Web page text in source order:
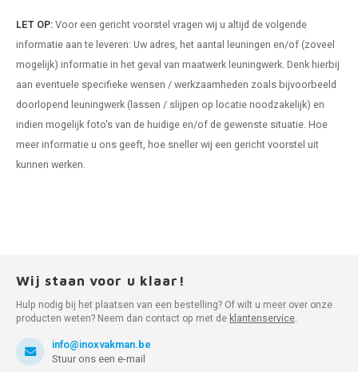
LET OP:Voor een gericht voorstel vragen wij u altijd de volgende
informatie aan te leveren: Uw adres, het aantal leuningen en/of (zoveel
mogelijk) informatie in het geval van maatwerk leuningwerk. Denk hierbij
aan eventuele specifieke wensen / werkzaamheden zoals bijvoorbeeld
doorlopend leuningwerk (lassen / slijpen op locatie noodzakelijk) en
indien mogelijk foto's van de huidige en/of de gewenste situatie. Hoe
meer informatie u ons geeft, hoe sneller wij een gericht voorstel uit
kunnen werken.
Wij staan voor u klaar!
Hulp nodig bij het plaatsen van een bestelling? Of wilt u meer over onze
producten weten? Neem dan contact op met de klantenservice.
info@inoxvakman.be
Stuur ons een e-mail